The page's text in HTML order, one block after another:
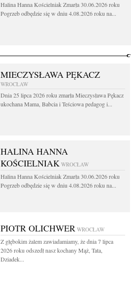
Halina Hanna Kościelniak Zmarła 30.06.2026 roku
Pogrzeb odbędzie się w dniu 4.08.2026 roku na...
MIECZYSŁAWA PĘKACZ
WROCŁAW
Dnia 25 lipca 2026 roku zmarła Mieczysława Pękacz
ukochana Mama, Babcia i Teściowa pedagog i...
HALINA HANNA
KOŚCIELNIAK WROCŁAW
Halina Hanna Kościelniak Zmarła 30.06.2026 roku
Pogrzeb odbędzie się w dniu 4.08.2026 roku na...
PIOTR OLICHWER WROCŁAW
Z głębokim żalem zawiadamiamy, że dnia 7 lipca
2026 roku odszedł nasz kochany Mąż, Tata,
Dziadek...